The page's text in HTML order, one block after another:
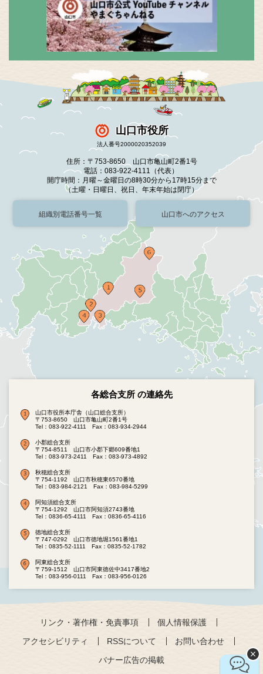
山口市役所
法人番号2000020352039
住所：〒753-8650 山口市亀山町2番1号
電話：083-922-4111（代表）
開庁時間：月曜～金曜日の8時30分から17時15分まで
（土曜・日曜日、祝日、年末年始は閉庁）
組織別電話番号一覧 山口市へのアクセス
各総合支所 の連絡先
山口市役所本庁舎（山口総合支所）
〒753-8650 山口市亀山町2番1号
Tel：083-922-4111
Fax：083-934-2944
小郡総合支所
〒754-8511 山口市小郡下郷609番地1
Tel：083-973-2411
Fax：083-973-4892
秋穂総合支所
〒754-1192 山口市秋穂東6570番地
Tel：083-984-2121
Fax：083-984-5299
阿知須総合支所
〒754-1292 山口市阿知須2743番地
Tel：0836-65-4111
Fax：0836-65-4116
徳地総合支所
〒747-0292 山口市徳地堀1561番地1
Tel：0835-52-1111
Fax：0835-52-1782
阿東総合支所
〒759-1512 山口市阿東徳佐中3417番地2
Tel：083-956-0111
Fax：083-956-0126
リンク・著作権・免責事項
個人情報保護
アクセシビリティ
RSSについて
お問い合わせ
バナー広告の掲載